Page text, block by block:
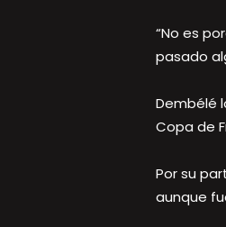
“No es
pasado
Dembélé
Copa de
Por su
aunque